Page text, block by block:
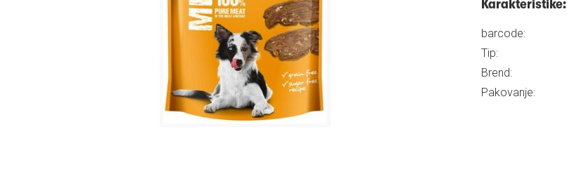
Karakteristike:
barcode:
Tip:
Brend:
Pakovanje: